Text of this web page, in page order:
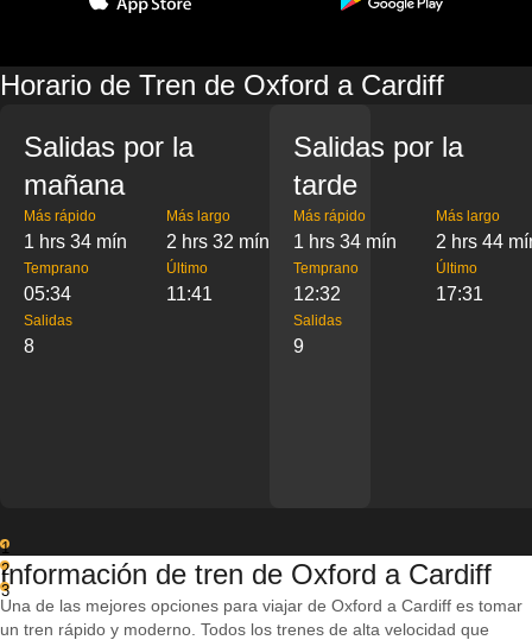
Horario de Tren de Oxford a Cardiff
Salidas por la
mañana
Más rápido
1 hrs 34 mín
Más largo
2 hrs 32 mín
Temprano
05:34
Último
11:41
Salidas
8
Salidas por la
tarde
Más rápido
1 hrs 34 mín
Más largo
2 hrs 44
Temprano
12:32
Último
17:31
Salidas
9
1
2
3
Información de tren de Oxford a Cardiff
Una de las mejores opciones para viajar de Oxford a Cardiff es tomar
un tren rápido y moderno. Todos los trenes de alta velocidad que